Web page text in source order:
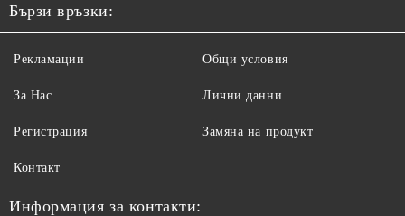
Бързи връзки:
Рекламации
За Нас
Регистрация
Контакт
Общи условия
Лични данни
Замяна на продукт
Информация за контакти: